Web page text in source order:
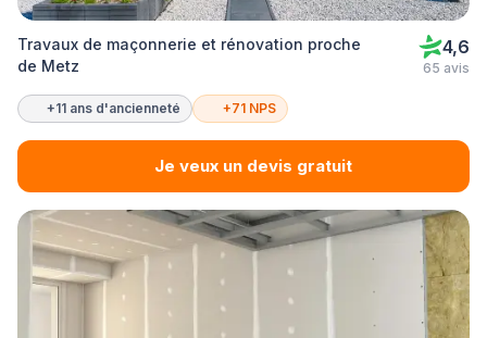
Travaux de maçonnerie et rénovation proche
de Metz
4,6
65 avis
+11 ans d'ancienneté +71 NPS
Je veux un devis gratuit